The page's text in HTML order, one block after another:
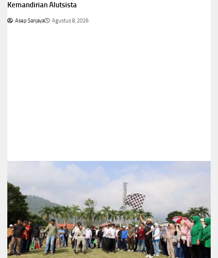
Kemandirian Alutsista
Asep Sanjaya Agustus 8, 2026